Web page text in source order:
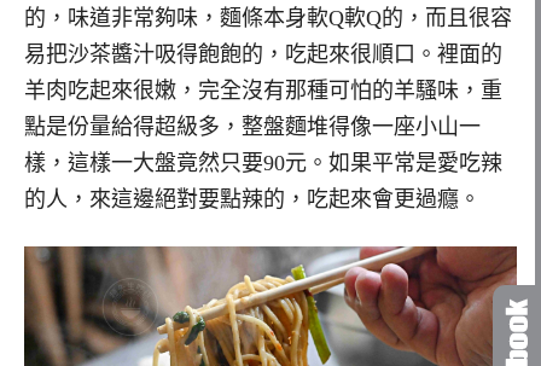
的，味道非常夠味，麵條本身軟Q軟Q的，而且很容
易把沙茶醬汁吸得飽飽的，吃起來很順口。裡面的
羊肉吃起來很嫩，完全沒有那種可怕的羊騷味，重
點是份量給得超級多，整盤麵堆得像一座小山一
樣，這樣一大盤竟然只要90元。如果平常是愛吃辣
的人，來這邊絕對要點辣的，吃起來會更過癮。